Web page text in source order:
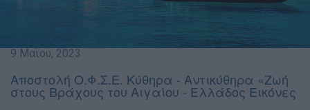
9 Μαΐου, 2023
Αποστολή Ο.Φ.Σ.Ε. Κύθηρα - Αντικύθηρα «Ζωή
στους Βράχους του Αιγαίου - Ελλάδος Εικόνες